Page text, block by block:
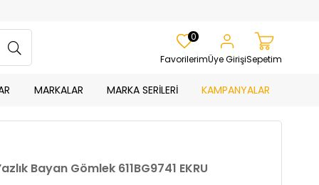
Favorilerim
0
Üye GirişiSepetim
MARKALAR MARKA SERİLERİ KAMPANYALAR
Bayan Gömlek 611BG9741 EKRU